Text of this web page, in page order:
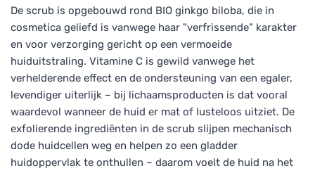
De scrub is opgebouwd rond BIO ginkgo biloba, die in
cosmetica geliefd is vanwege haar "verfrissende" karakter
en voor verzorging gericht op een vermoeide
huiduitstraling. Vitamine C is gewild vanwege het
verhelderende effect en de ondersteuning van een egaler,
levendiger uiterlijk – bij lichaamsproducten is dat vooral
waardevol wanneer de huid er mat of lusteloos uitziet. De
exfolierende ingrediënten in de scrub slijpen mechanisch
dode huidcellen weg en helpen zo een gladder
huidoppervlak te onthullen – daarom voelt de huid na het